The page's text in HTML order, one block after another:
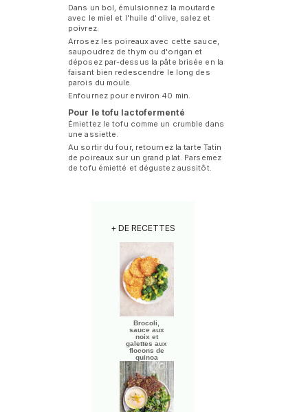
Dans un bol, émulsionnez la moutarde
avec le miel et l'huile d'olive, salez et
poivrez.
Arrosez les poireaux avec cette sauce,
saupoudrez de thym ou d'origan et
déposez par-dessus la pâte brisée en la
faisant bien redescendre le long des
parois du moule.
Enfournez pour environ 40 min.
Pour le tofu lactofermenté
Émiettez le tofu comme un crumble dans
une assiette.
Au sortir du four, retournez la tarte Tatin
de poireaux sur un grand plat. Parsemez
de tofu émietté et dégustez aussitôt.
+ DE RECETTES
Brocoli,
sauce aux
noix et
galettes aux
flocons de
quinoa